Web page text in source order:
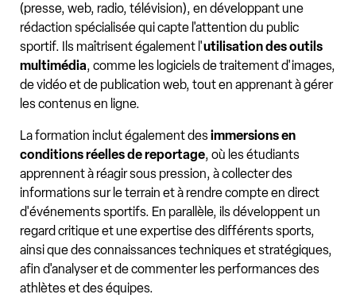
(presse, web, radio, télévision), en développant une
rédaction spécialisée qui capte l'attention du public
sportif. Ils maîtrisent également l'utilisation des outils
multimédia, comme les logiciels de traitement d'images,
de vidéo et de publication web, tout en apprenant à gérer
les contenus en ligne.
La formation inclut également desimmersions en
conditions réelles de reportage, où les étudiants
apprennent à réagir sous pression, à collecter des
informations sur le terrain et à rendre compte en direct
d'événements sportifs. En parallèle, ils développent un
regard critique et une expertise des différents sports,
ainsi que des connaissances techniques et stratégiques,
afin d'analyser et de commenter les performances des
athlètes et des équipes.